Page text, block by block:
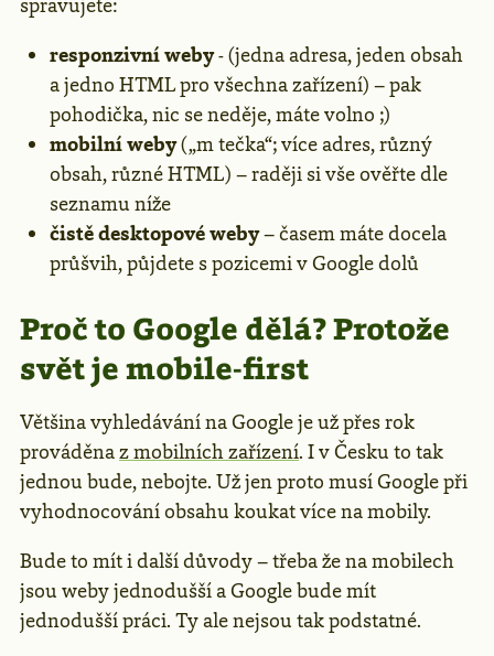
responzivní weby- (jedna adresa, jeden obsah
a jedno HTML pro všechna zařízení) – pak
pohodička, nic se neděje, máte volno ;)
mobilní weby(„m tečka“; více adres, různý
obsah, různé HTML) – raději si vše ověřte dle
seznamu níže
čistě desktopové weby– časem máte docela
průšvih, půjdete s pozicemi v Google dolů
Proč to Google dělá? Protože
svět je mobile-first
Většina vyhledávání na Google je už přes rok
prováděnaz mobilních zařízení. I v Česku to tak
jednou bude, nebojte. Už jen proto musí Google při
vyhodnocování obsahu koukat více na mobily.
Bude to mít i další důvody – třeba že na mobilech
jsou weby jednodušší a Google bude mít
jednodušší práci. Ty ale nejsou tak podstatné.